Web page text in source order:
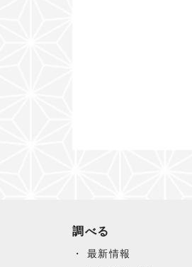
調べる
最新情報